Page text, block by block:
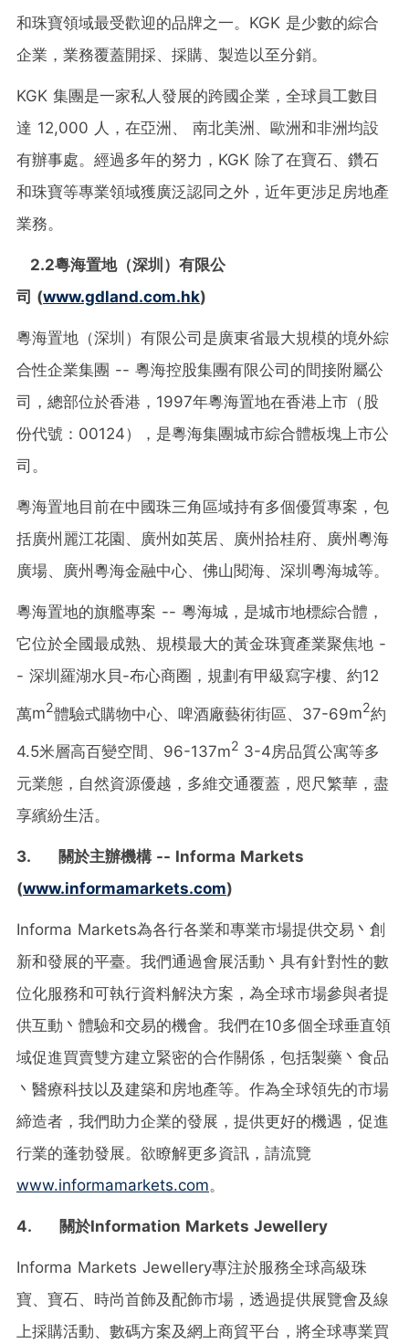
和珠寶領域最受歡迎的品牌之一。KGK 是少數的綜合
企業，業務覆蓋開採、採購、製造以至分銷。
KGK 集團是一家私人發展的跨國企業，全球員工數目
達 12,000 人，在亞洲、 南北美洲、歐洲和非洲均設
有辦事處。經過多年的努力，KGK 除了在寶石、鑽石
和珠寶等專業領域獲廣泛認同之外，近年更涉足房地產
業務。
2.2粵海置地（深圳）有限公
司 (www.gdland.com.hk)
粵海置地（深圳）有限公司是廣東省最大規模的境外綜
合性企業集團 -- 粵海控股集團有限公司的間接附屬公
司，總部位於香港，1997年粵海置地在香港上市（股
份代號：00124），是粵海集團城市綜合體板塊上市公
司。
粵海置地目前在中國珠三角區域持有多個優質專案，包
括廣州麗江花園、廣州如英居、廣州拾桂府、廣州粵海
廣場、廣州粵海金融中心、佛山閱海、深圳粵海城等。
粵海置地的旗艦專案 -- 粵海城，是城市地標綜合體，
它位於全國最成熟、規模最大的黃金珠寶產業聚焦地 -
- 深圳羅湖水貝-布心商圈，規劃有甲級寫字樓、約12
萬m2體驗式購物中心、啤酒廠藝術街區、37-69m2約
4.5米層高百變空間、96-137m2 3-4房品質公寓等多
元業態，自然資源優越，多維交通覆蓋，咫尺繁華，盡
享繽紛生活。
3. 關於主辦機構 -- Informa Markets
(www.informamarkets.com)
Informa Markets為各行各業和專業市場提供交易丶創
新和發展的平臺。我們通過會展活動丶具有針對性的數
位化服務和可執行資料解決方案，為全球市場參與者提
供互動丶體驗和交易的機會。我們在10多個全球垂直領
域促進買賣雙方建立緊密的合作關係，包括製藥丶食品
丶醫療科技以及建築和房地產等。作為全球領先的市場
締造者，我們助力企業的發展，提供更好的機遇，促進
行業的蓬勃發展。欲瞭解更多資訊，請流覽
www.informamarkets.com。
4. 關於Information Markets Jewellery
Informa Markets Jewellery專注於服務全球高級珠
寶、寶石、時尚首飾及配飾市場，透過提供展覽會及線
上採購活動、數碼方案及網上商貿平台，將全球專業買